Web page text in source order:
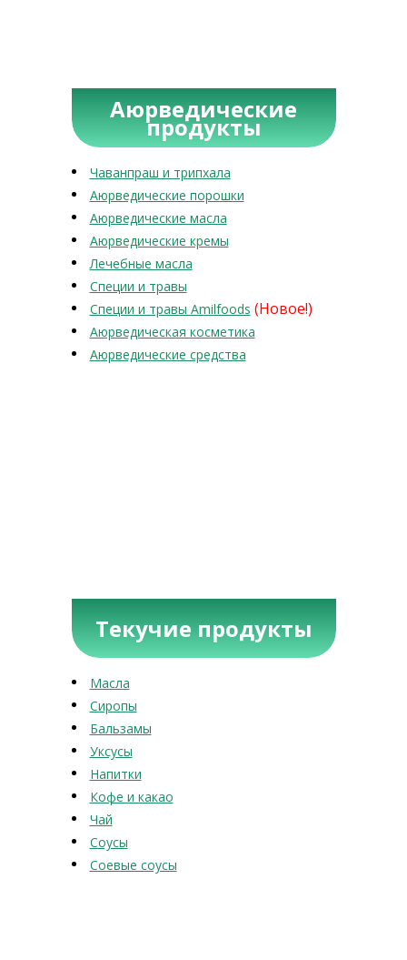
Аюрведические
продукты
Чаванпраш и трипхала
Аюрведические порошки
Аюрведические масла
Аюрведические кремы
Лечебные масла
Специи и травы
Специи и травы Amilfoods (Новое!)
Аюрведическая косметика
Аюрведические средства
Текучие продукты
Масла
Сиропы
Бальзамы
Уксусы
Напитки
Кофе и какао
Чай
Соусы
Соевые соусы